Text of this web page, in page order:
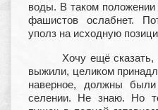
воды. В таком положении
фашистов ослабнет.
уполз на исходную
Хочу ещё
выжили, целиком
наверное, должны
селении. Не знаю. Но